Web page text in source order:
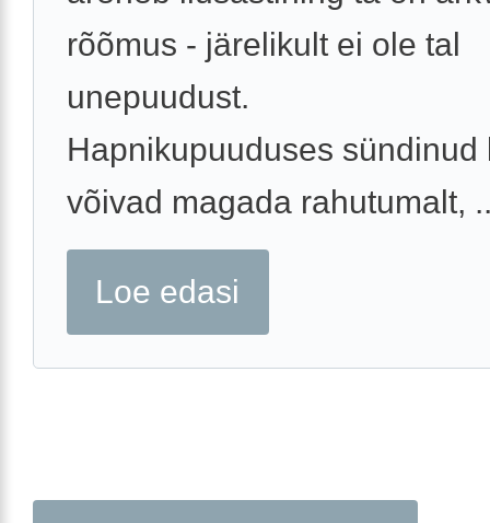
rõõmus - järelikult ei ole tal
unepuudust.
Hapnikupuuduses sündinud
võivad magada rahutumalt,
Loe edasi